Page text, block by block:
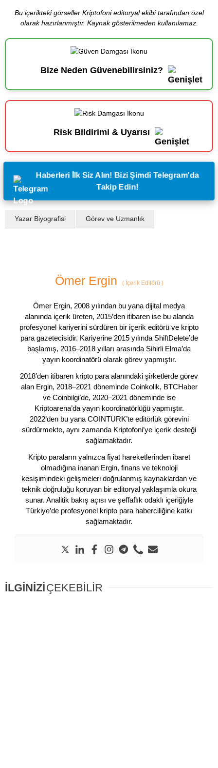
Bu içerikteki görseller Kriptofoni editoryal ekibi tarafından özel
olarak hazırlanmıştır. Kaynak gösterilmeden kullanılamaz.
Bize Neden Güvenebilirsiniz?
Risk Bildirimi & Uyarısı
Haberleri İlk Siz Alın! Bizi Şimdi Telegram'da
Takip Edin!
Yazar Biyografisi Görev ve Uzmanlık
Ömer Ergin (İçerik Editörü )
Ömer Ergin, 2008 yılından bu yana dijital medya
alanında içerik üreten, 2015’den itibaren ise bu alanda
profesyonel kariyerini sürdüren bir içerik editörü ve kripto
para gazetecisidir. Kariyerine 2015 yılında ShiftDelete’de
başlamış, 2016–2018 yılları arasında Sihirli Elma’da
yayın koordinatörü olarak görev yapmıştır.
2018’den itibaren kripto para alanındaki şirketlerde görev
alan Ergin, 2018–2021 döneminde Coinkolik, BTCHaber
ve Coinbilgi’de, 2020–2021 döneminde ise
Kriptoarena’da yayın koordinatörlüğü yapmıştır.
2022’den bu yana COINTURK’te editörlük görevini
sürdürmekte, aynı zamanda Kriptofoni’ye içerik desteği
sağlamaktadır.
Kripto paraların yalnızca fiyat hareketlerinden ibaret
olmadığına inanan Ergin, finans ve teknoloji
kesişimindeki gelişmeleri doğrulanmış kaynaklardan ve
teknik doğruluğu koruyan bir editoryal yaklaşımla okura
sunar. Analitik bakış açısı ve şeffaflık odaklı içeriğiyle
Türkiye’de profesyonel kripto para haberciliğine katkı
sağlamaktadır.
İLGİNİZİÇEKEBİLİR